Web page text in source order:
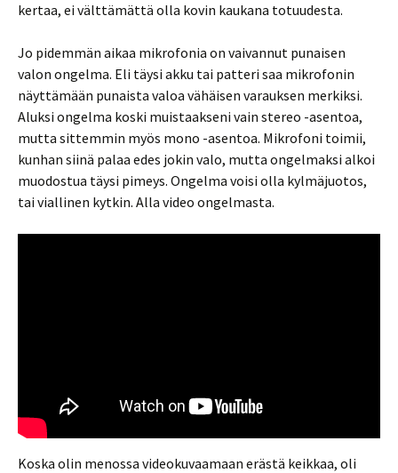
kertaa, ei välttämättä olla kovin kaukana totuudesta.
Jo pidemmän aikaa mikrofonia on vaivannut punaisen
valon ongelma. Eli täysi akku tai patteri saa mikrofonin
näyttämään punaista valoa vähäisen varauksen merkiksi.
Aluksi ongelma koski muistaakseni vain stereo -asentoa,
mutta sittemmin myös mono -asentoa. Mikrofoni toimii,
kunhan siinä palaa edes jokin valo, mutta ongelmaksi alkoi
muodostua täysi pimeys. Ongelma voisi olla kylmäjuotos,
tai viallinen kytkin. Alla video ongelmasta.
Koska olin menossa videokuvaamaan erästä keikkaa, oli